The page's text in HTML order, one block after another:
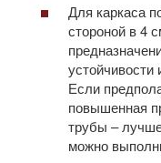
Для каркаса
стороной в 4
Если
повышенная
трубы –
можно